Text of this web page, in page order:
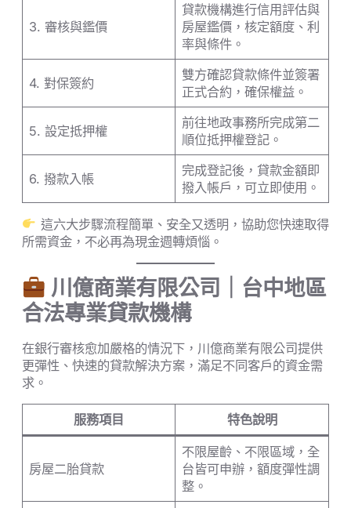
3. 審核與鑑價
貸款機構進行信用評估與
房屋鑑價，核定額度、利
率與條件。
4. 對保簽約
雙方確認貸款條件並簽署
正式合約，確保權益。
5. 設定抵押權
前往地政事務所完成第二
順位抵押權登記。
6. 撥款入帳
完成登記後，貸款金額即
撥入帳戶，可立即使用。
這六大步驟流程簡單、安全又透明，協助您快速取得
所需資金，不必再為現金週轉煩惱。
川億商業有限公司｜台中地區
合法專業貸款機構
在銀行審核愈加嚴格的情況下，川億商業有限公司提供
更彈性、快速的貸款解決方案，滿足不同客戶的資金需
求。
服務項目 特色說明
房屋二胎貸款
不限屋齡、不限區域，全
台皆可申辦，額度彈性調
整。